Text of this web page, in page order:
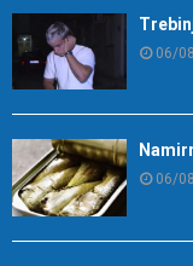
06/
06/